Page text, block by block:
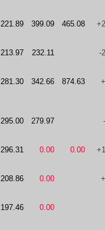
221.89 399.09 465.08
213.97 232.11 -
281.30 342.66 874.63
295.00 279.97
296.31 0.00 0.00
208.86 0.00
197.46 0.00